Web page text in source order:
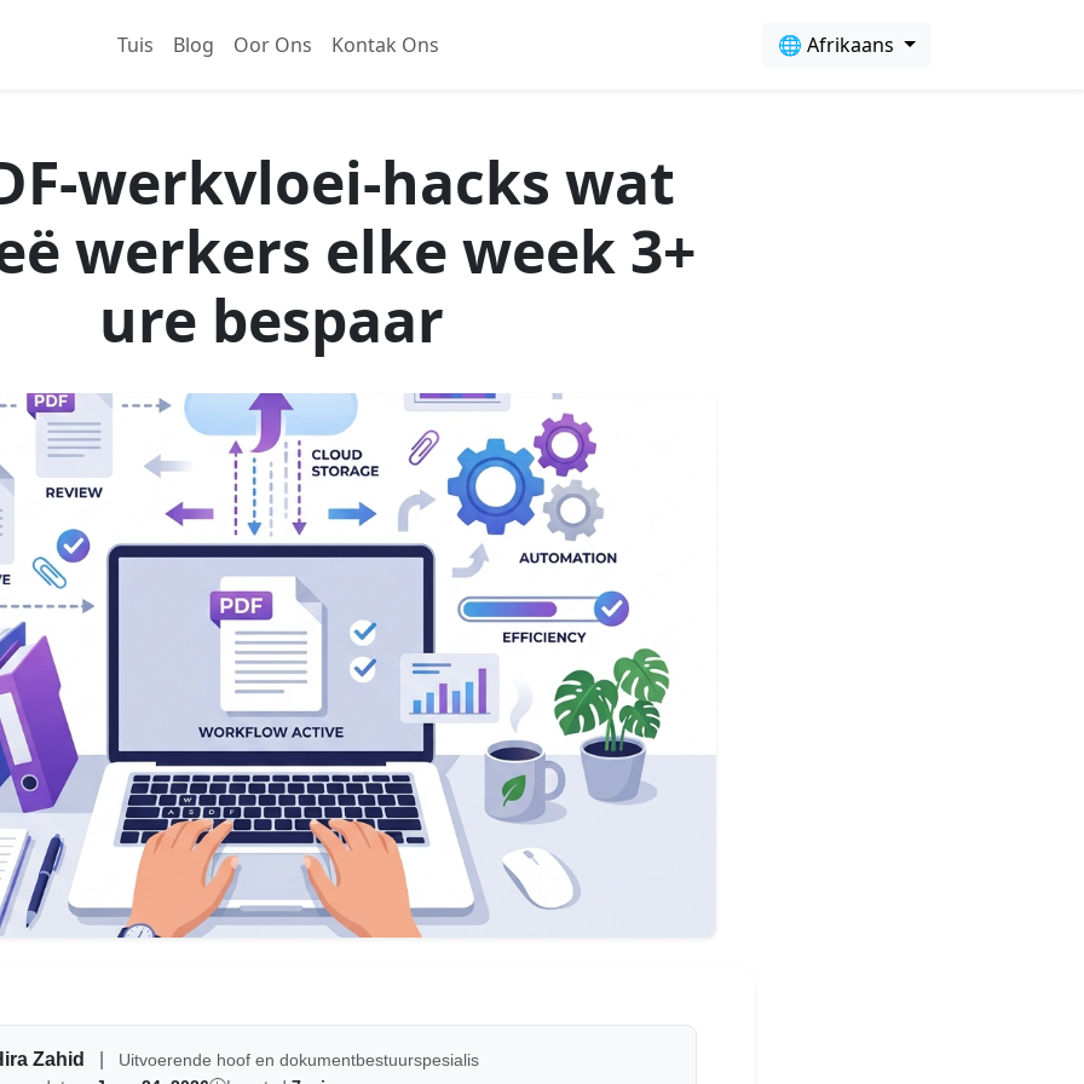
Tuis Blog Oor Ons Kontak Ons 🌐 Afrikaans
werkvloei-hacks wat
werkers elke week 3+
ure bespaar
Zahid
Uitvoerende hoof en dokumentbestuurspesialis